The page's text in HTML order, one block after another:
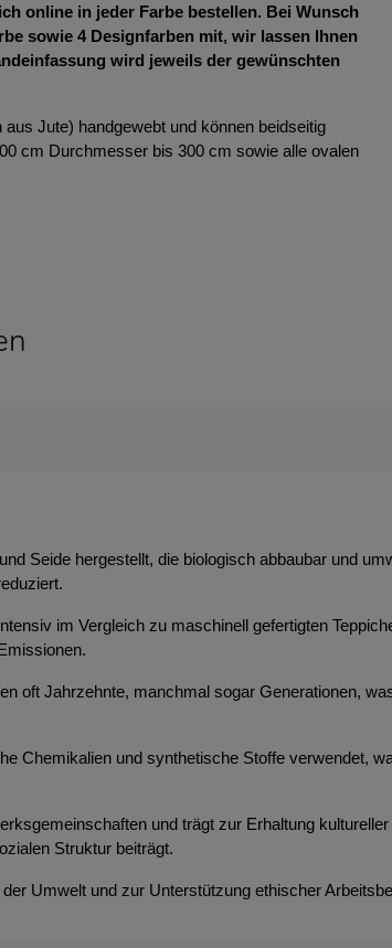
online in jeder Farbe bestellen. Bei Wunsch
sowie 4 Designfarben mit, wir lassen Ihnen
wird jeweils der gewünschten
Jute) handgewebt und können beidseitig
cm Durchmesser bis 300 cm sowie alle ovalen
Seide hergestellt, die biologisch abbaubar und
im Vergleich zu maschinell gefertigten
oft Jahrzehnte, manchmal sogar Generationen,
Chemikalien und synthetische Stoffe verwendet,
und trägt zur Erhaltung
Struktur beiträgt.
Umwelt und zur Unterstützung ethischer